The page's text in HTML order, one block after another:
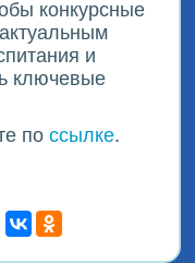
конкурсные
и
ключевые
поссылке.